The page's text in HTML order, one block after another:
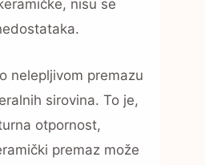
nisu se
nelepljivom premazu
sirovina. To je,
otpornost,
premaz može